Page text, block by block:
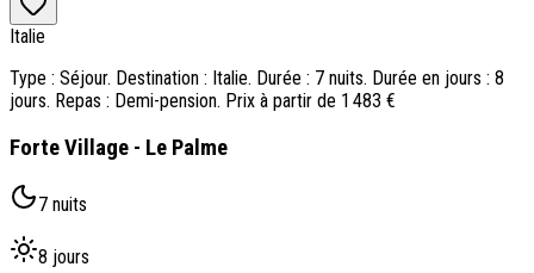
Italie
Type : Séjour. Destination : Italie. Durée : 7 nuits. Durée en jours : 8
jours. Repas : Demi-pension. Prix à partir de 1 483 €
Forte Village - Le Palme
7 nuits
8 jours